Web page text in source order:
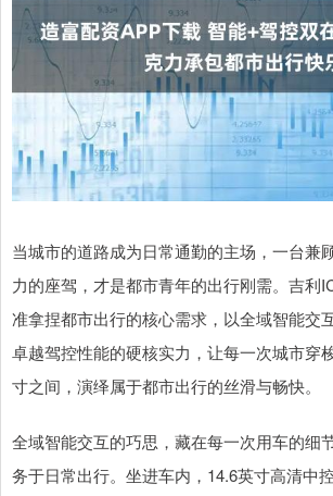
当城市的道路成为日常通勤的主场，一台兼
力的座驾，才是都市青年的出行刚需。吉利
准拿捏都市出行的核心需求，以全域智能交
卓越驾控性能的硬核实力，让每一次城市穿
寸之间，演绎属于都市出行的丝滑与畅快。
全域智能交互的巧思，藏在每一次用车的细
务于日常出行。坐进车内，14.6英寸高清中